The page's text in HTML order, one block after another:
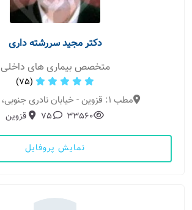
دکتر مجید سررشته داری
متخصص بیماری های داخلی
(75)
مطب 1: قزوین - خیابان نادری جنوبی، پلاک119
33560
75 قزوین
نمایش پروفایل